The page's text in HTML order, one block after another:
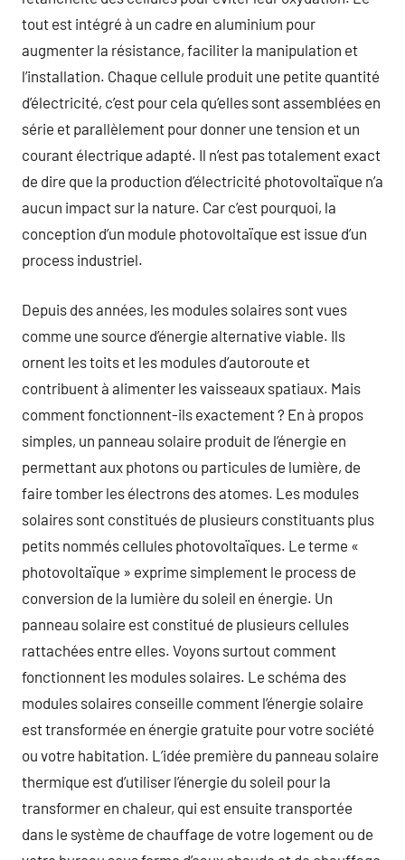
tout est intégré à un cadre en aluminium pour
augmenter la résistance, faciliter la manipulation et
l’installation. Chaque cellule produit une petite quantité
d’électricité, c’est pour cela qu’elles sont assemblées en
série et parallèlement pour donner une tension et un
courant électrique adapté. Il n’est pas totalement exact
de dire que la production d’électricité photovoltaïque n’a
aucun impact sur la nature. Car c’est pourquoi, la
conception d’un module photovoltaïque est issue d’un
process industriel.
Depuis des années, les modules solaires sont vues
comme une source d’énergie alternative viable. Ils
ornent les toits et les modules d’autoroute et
contribuent à alimenter les vaisseaux spatiaux. Mais
comment fonctionnent-ils exactement ? En à propos
simples, un panneau solaire produit de l’énergie en
permettant aux photons ou particules de lumière, de
faire tomber les électrons des atomes. Les modules
solaires sont constitués de plusieurs constituants plus
petits nommés cellules photovoltaïques. Le terme «
photovoltaïque » exprime simplement le process de
conversion de la lumière du soleil en énergie. Un
panneau solaire est constitué de plusieurs cellules
rattachées entre elles. Voyons surtout comment
fonctionnent les modules solaires. Le schéma des
modules solaires conseille comment l’énergie solaire
est transformée en énergie gratuite pour votre société
ou votre habitation. L’idée première du panneau solaire
thermique est d’utiliser l’énergie du soleil pour la
transformer en chaleur, qui est ensuite transportée
dans le système de chauffage de votre logement ou de